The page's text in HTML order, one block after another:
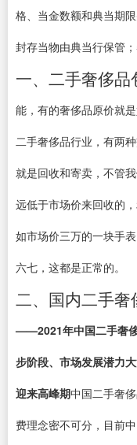
格、当金数额和典当期
封存当物由典当行保管
一、二手奢侈
能，有的奢侈品原价就是
二手奢侈品行业，有两
就是回收和寄卖，不管
远低于市场价来回收的
如市场价三万的一块手
六七，这都是正常的。
二、国内二手
——2021年中国二手奢
步阶段、市场发展潜力大
迎来高峰期中国二手奢
费理念密不可分，目前